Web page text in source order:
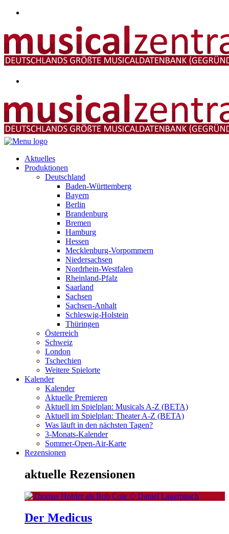
Aktuelles
Produktionen
Deutschland
Baden-Württemberg
Bayern
Berlin
Brandenburg
Bremen
Hamburg
Hessen
Mecklenburg-Vorpommern
Niedersachsen
Nordrhein-Westfalen
Rheinland-Pfalz
Saarland
Sachsen
Sachsen-Anhalt
Schleswig-Holstein
Thüringen
Österreich
Schweiz
London
Tschechien
Weitere Spielorte
Kalender
Kalender
Aktuelle Premieren
Aktuell im Spielplan: Musicals A-Z (BETA)
Aktuell im Spielplan: Theater A-Z (BETA)
Was läuft in den nächsten Tagen?
3-Monats-Kalender
Sommer-Open-Air-Karte
Rezensionen
aktuelle Rezensionen
Der Medicus